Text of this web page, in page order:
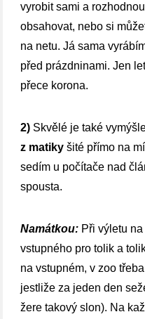
vyrobit sami a
obsahovat, nebo si
na netu. Já sama
před prázdninami. Jen
přece korona.
2) Skvělé je také
z matiky šité přímo na
sedím u počítače nad
spousta.
Namátkou: Při výletu
vstupného pro tolik a
na vstupném, v zoo
jestliže za jeden den
žere takový slon). Na